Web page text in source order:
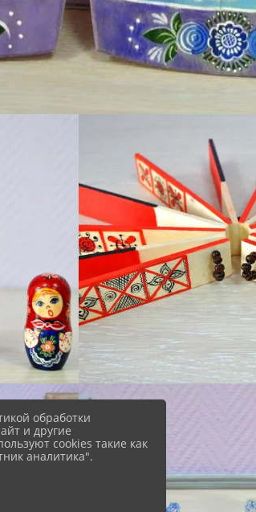
обработки
и другие
cookies такие как
аналитика".